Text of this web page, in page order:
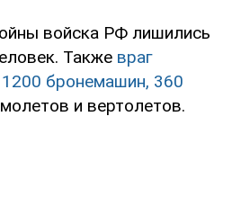
войска РФ лишились
Также враг
бронемашин, 360
и вертолетов.